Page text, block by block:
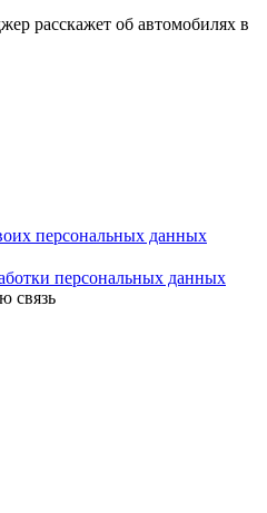
расскажет об автомобилях в
персональных данных
персональных данных
связь